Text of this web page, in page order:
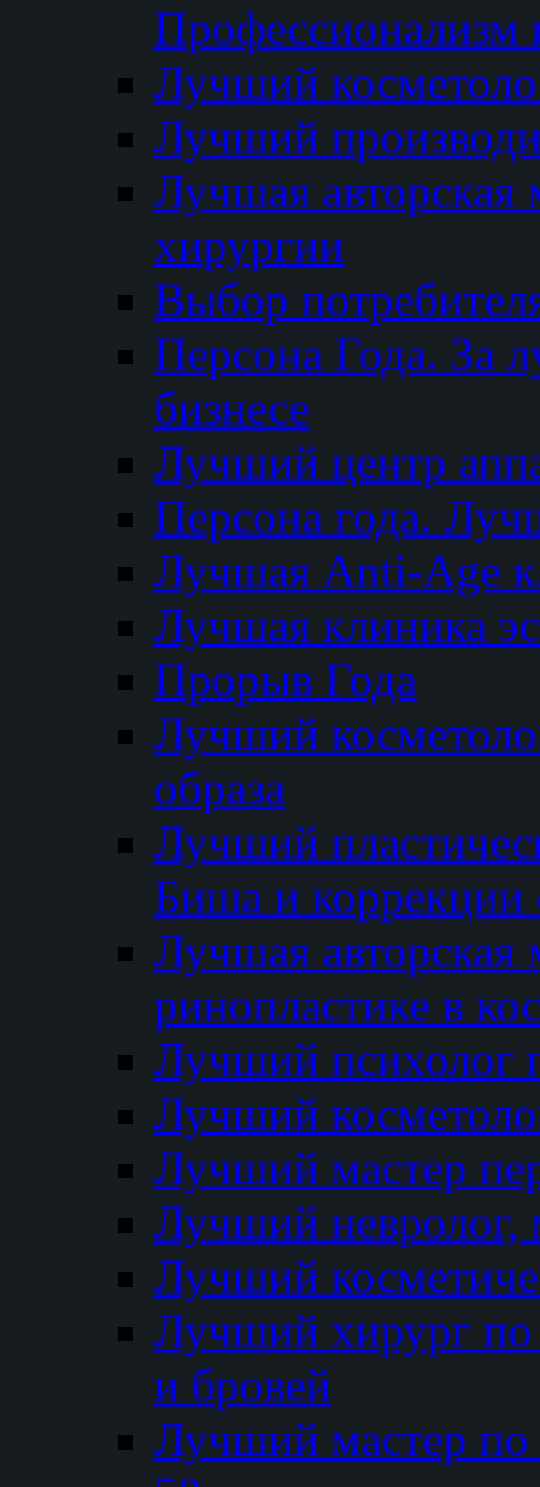
Профессионализм
Лучший
Лучший
Лучшая авторская
хирургии
Выбор
Персона Года. За
бизнесе
Лучший центр
Персона года.
Лучшая Anti-Age
Лучшая клиника
Прорыв Года
Лучший
образа
Лучший
Биша и коррекции
Лучшая авторская
ринопластике в
Лучший психолог
Лучший
Лучший мастер
Лучший невролог,
Лучший
Лучший хирург по
и бровей
Лучший мастер